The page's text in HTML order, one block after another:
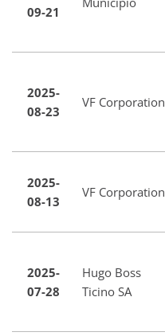
09-21
2025-
08-23
VF Corporation
2025-
08-13
VF Corporation
2025-
07-28
Hugo Boss
Ticino SA